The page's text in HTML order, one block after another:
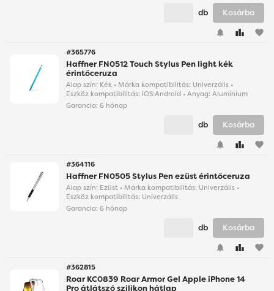
favorite
db Kosárba
#365776
Haffner FN0512 Touch Stylus Pen light kék
érintőceruza
Alap szín: Kék • Márka kompatibilitás: Univerzális •
Eszköz kompatibilitás: iOS;Android • Anyag: Alumínium
Garancia: 6 hónap
favorite
db Kosárba
#364116
Haffner FN0505 Stylus Pen ezüst érintőceruza
Alap szín: Ezüst • Márka kompatibilitás: Univerzális •
Eszköz kompatibilitás: Univerzális
Garancia: 6 hónap
favorite
db Kosárba
#362815
Roar KC0839 Roar Armor Gel Apple iPhone 14
Pro átlátszó szilikon hátlap